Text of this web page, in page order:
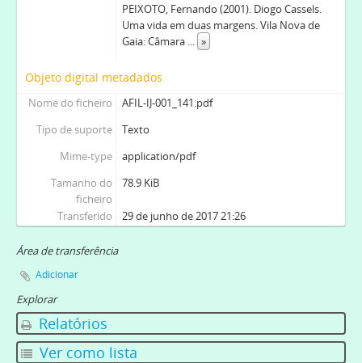
PEIXOTO, Fernando (2001). Diogo Cassels.
Uma vida em duas margens. Vila Nova de
Gaia: Câmara
»
Objeto digital metadados
Nome do ficheiro
AFIL-IJ-001_141.pdf
Tipo de suporte
Texto
Mime-type
application/pdf
Tamanho do
ficheiro
78.9 KiB
Transferido 29 de junho de 2017 21:26
Área de transferência
Adicionar
Explorar
Relatórios
Ver como lista